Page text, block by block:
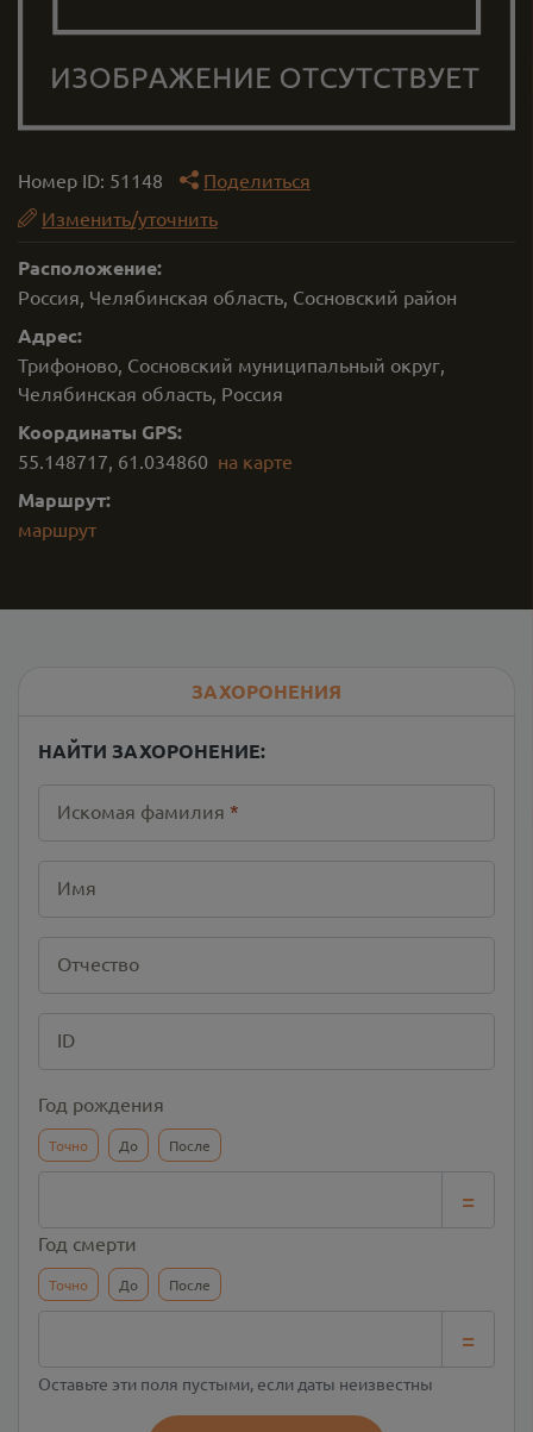
Номер ID: 51148
Поделиться
Изменить/уточнить
Расположение:
Россия, Челябинская область, Сосновский район
Адрес:
Трифоново, Сосновский муниципальный округ,
Челябинская область, Россия
Координаты GPS:
55.148717, 61.034860 на карте
Маршрут:
маршрут
ЗАХОРОНЕНИЯ
НАЙТИ ЗАХОРОНЕНИЕ:
Искомая фамилия *
Имя
Отчество
ID
Год рождения
Точно До После
=
Год смерти
Точно До После
=
Оставьте эти поля пустыми, если даты неизвестны